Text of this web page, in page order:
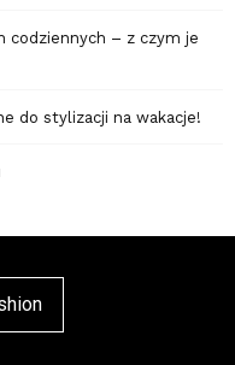
codziennych – z czym je
do stylizacji na wakacje!